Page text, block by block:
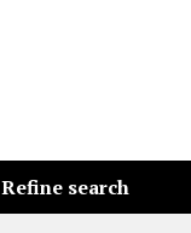
Refine search